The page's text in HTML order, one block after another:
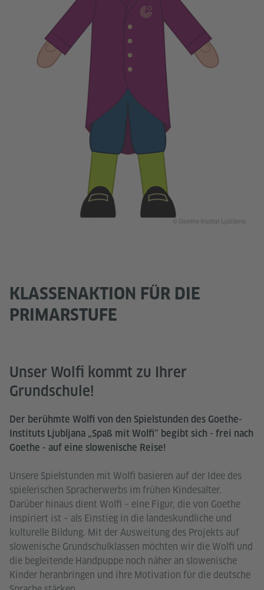
© Goethe-Institut Ljubljana
KLASSENAKTION FÜR DIE
PRIMARSTUFE
Unser Wolfi kommt zu Ihrer
Grundschule!
Der berühmte Wolfi von den Spielstunden des Goethe-
Instituts Ljubljana „Spaß mit Wolfi“ begibt sich - frei nach
Goethe - auf eine slowenische Reise!
Unsere Spielstunden mit Wolfi basieren auf der Idee des
spielerischen Spracherwerbs im frühen Kindesalter.
Darüber hinaus dient Wolfi – eine Figur, die von Goethe
inspiriert ist – als Einstieg in die landeskundliche und
kulturelle Bildung. Mit der Ausweitung des Projekts auf
slowenische Grundschulklassen möchten wir die Wolfi und
die begleitende Handpuppe noch näher an slowenische
Kinder heranbringen und ihre Motivation für die deutsche